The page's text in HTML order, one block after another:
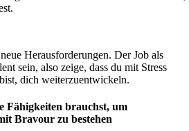
Herausforderungen. Der Job als
sein, also zeige, dass du mit Stress
dich weiterzuentwickeln.
Fähigkeiten brauchst, um
Bravour zu bestehen